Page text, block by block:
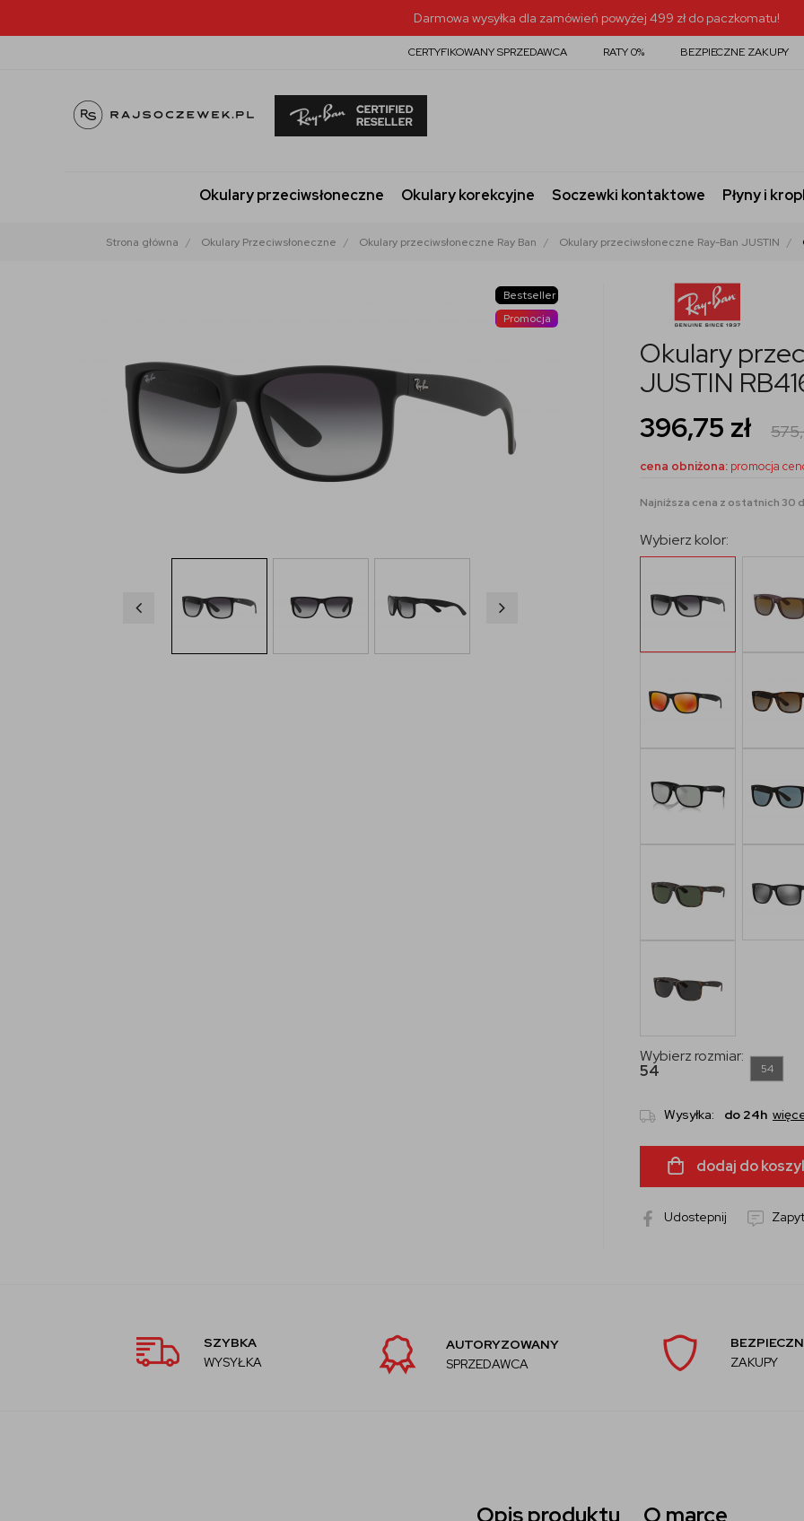
Darmowa wysyłka dla zamówień powyżej 499 zł do paczkomatu!
CERTYFIKOWANY SPRZEDAWCA RATY 0% BEZPIECZNE ZAKUPY
Okulary przeciwsłoneczne Okulary korekcyjne Soczewki kontaktowe Płyny i
Strona główna Okulary Przeciwsłoneczne Okulary przeciwsłoneczne Ray Ban Okulary przeciwsłoneczne Ray-Ban JUSTIN
Bestseller
Promocja
Okulary
JUSTIN
396,75 zł
cena obniżona: promocja
Najniższa cena z ostatnich 30
Wybierz kolor:
Wybierz rozmiar:
54
54
Wysyłka: do 24h
dodaj do
Udostepnij
SZYBKA
WYSYŁKA
AUTORYZOWANY
SPRZEDAWCA
ZAKUPY
Opis produktu O marce